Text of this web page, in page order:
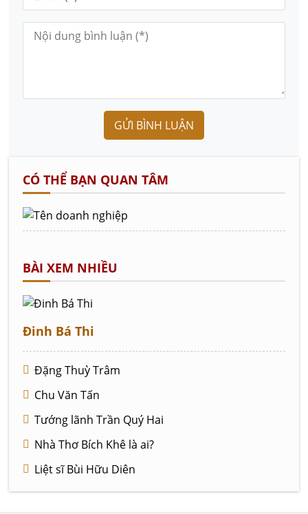
GỬI BÌNH LUẬN
CÓ THỂ BẠN QUAN TÂM
BÀI XEM NHIỀU
Đinh Bá Thi
Đặng Thuỳ Trâm
Chu Văn Tấn
Tướng lãnh Trần Quý Hai
Nhà Thơ Bích Khê là ai?
Liệt sĩ Bùi Hữu Diên